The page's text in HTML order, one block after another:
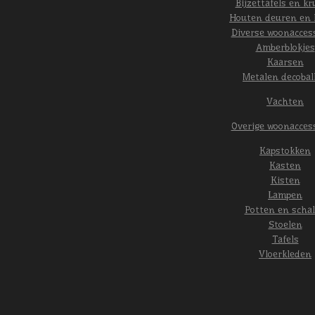
Bijzettafels en
Houten deuren en
Diverse
Amberblokjes
Kaarsen
Metalen
Vachten
Overige
Kapstokken
Kasten
Kisten
Lampen
Potten en
Stoelen
Tafels
Vloerkleden